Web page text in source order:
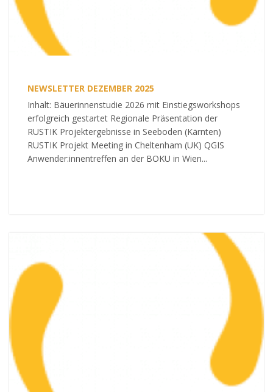
NEWSLETTER DEZEMBER 2025
Inhalt: Bäuerinnenstudie 2026 mit Einstiegsworkshops
erfolgreich gestartet Regionale Präsentation der
RUSTIK Projektergebnisse in Seeboden (Kärnten)
RUSTIK Projekt Meeting in Cheltenham (UK) QGIS
Anwender:innentreffen an der BOKU in Wien...